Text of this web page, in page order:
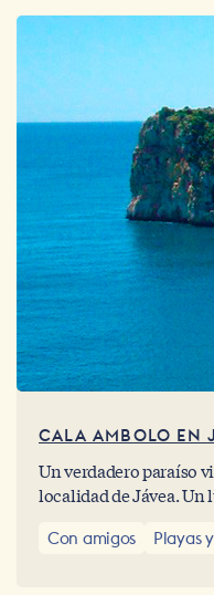
CALA AMBOLO EN
Un verdadero paraíso
localidad de Jávea. Un
Con amigos Playas